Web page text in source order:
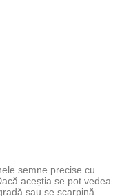
semne precise cu
aceștia se pot vedea
sau se scarpină